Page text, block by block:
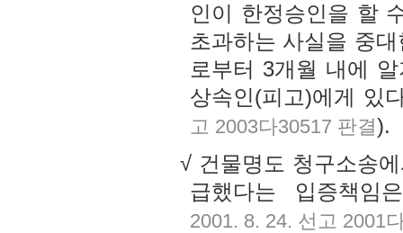
인이 한정승인을 할
초과하는 사실을 중
로부터 3개월 내에
상속인(피고)에게 있
고 2003다30517 판결).
√ 건물명도 청구소송
급했다는 입증책임
2001. 8. 24. 선고 2001